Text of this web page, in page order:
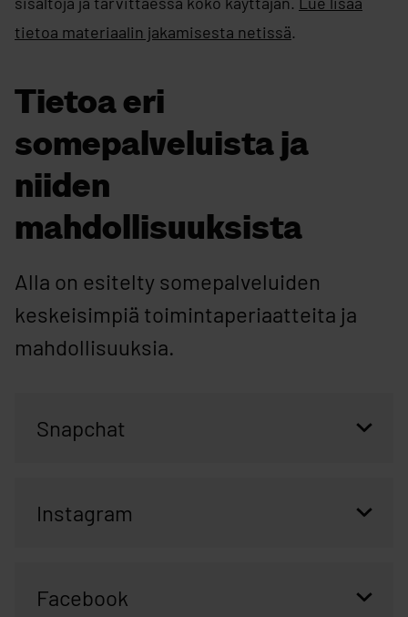
tietoa materiaalin jakamisesta netissä. ​
Tietoa eri
somepalveluista ja
niiden
mahdollisuuksista
Alla on esitelty somepalveluiden
keskeisimpiä toimintaperiaatteita ja
mahdollisuuksia.
Snapchat
Instagram​
Facebook